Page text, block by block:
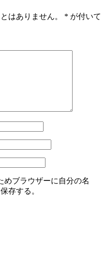
はありません。 * が付いて
めブラウザーに自分の名
存する。